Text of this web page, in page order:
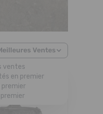
Ventes
ventes
en premier
premier